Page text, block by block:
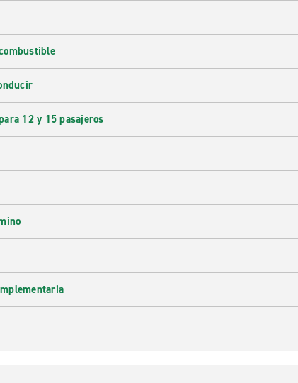
12 y 15 pasajeros